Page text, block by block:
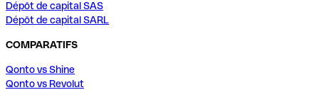
Dépôt de capital SAS
Dépôt de capital SARL
COMPARATIFS
Qonto vs Shine
Qonto vs Revolut